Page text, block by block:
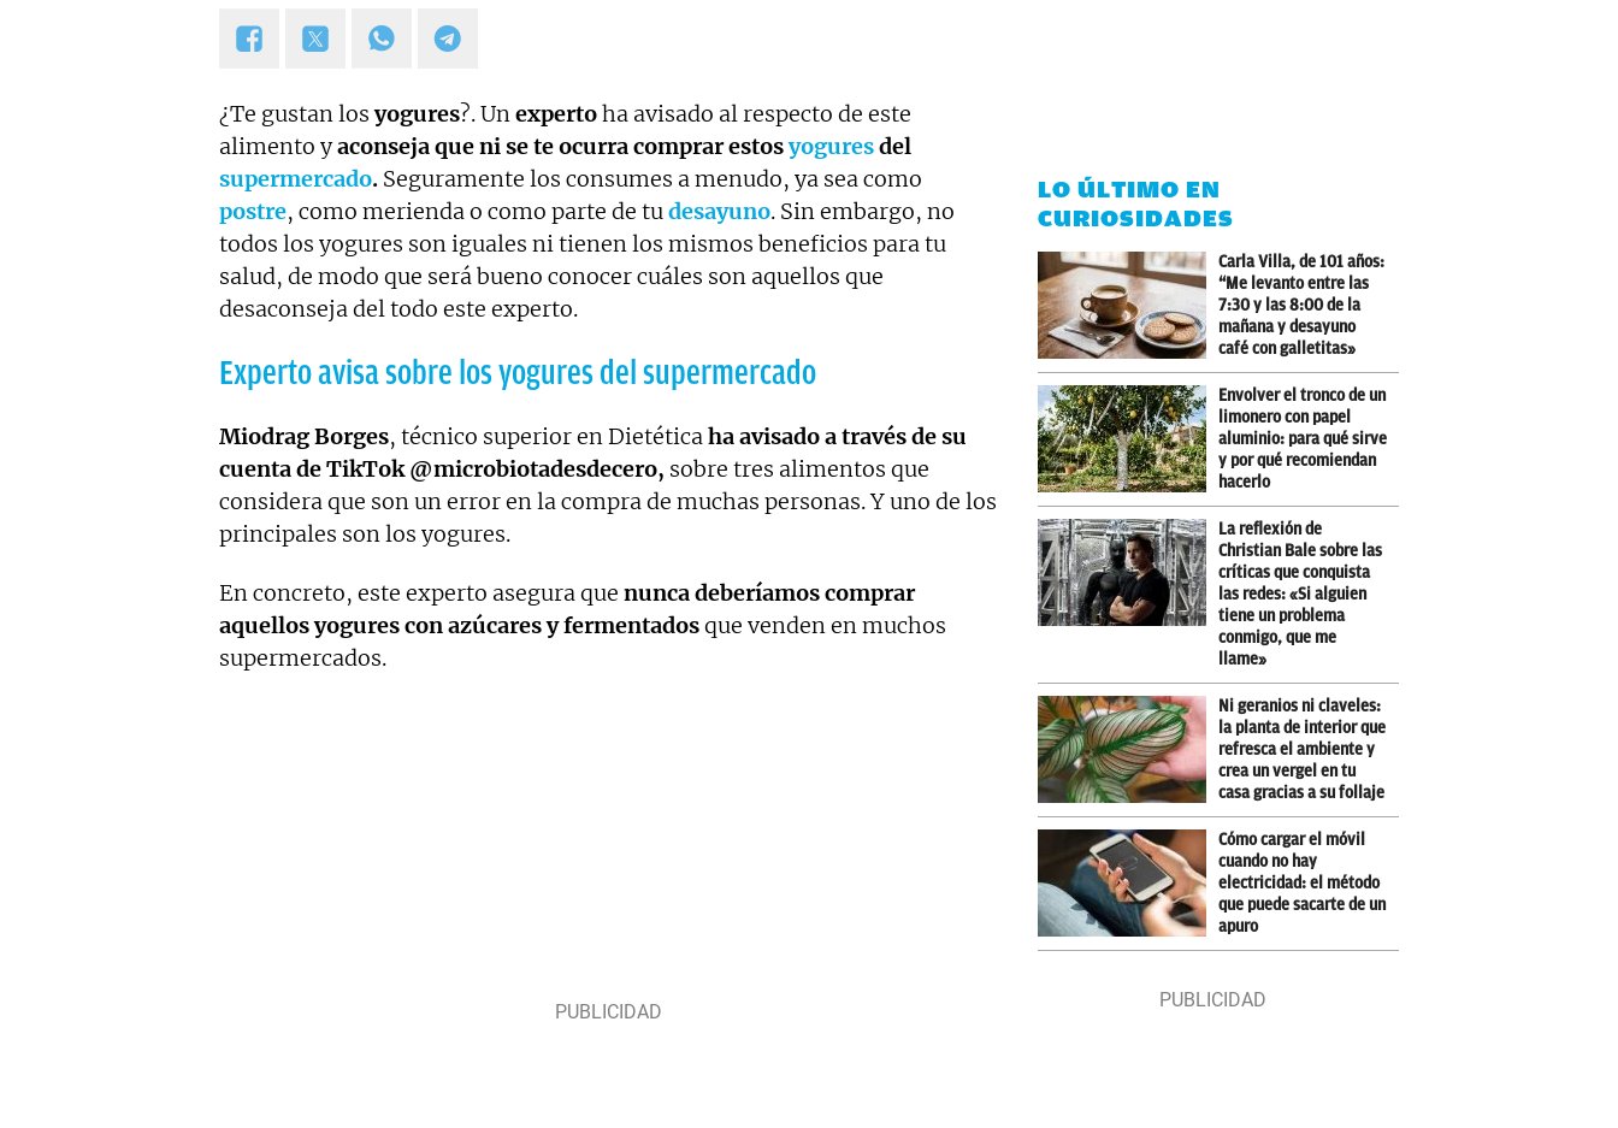
¿Te gustan losyogures?. Unexpertoha avisado al respecto de este
alimento yaconseja que ni se te ocurra comprar estosyoguresdel
supermercado. Seguramente los consumes a menudo, ya sea como
postre, como merienda o como parte de tudesayuno. Sin embargo, no
todos los yogures son iguales ni tienen los mismos beneficios para tu
salud, de modo que será bueno conocer cuáles son aquellos que
desaconseja del todo este experto.
Experto avisa sobre los yogures del supermercado
Miodrag Borges, técnico superior en Dietéticaha avisado a través de su
cuenta de TikTok @microbiotadesdecero, sobre tres alimentos que
considera que son un error en la compra de muchas personas. Y uno de los
principales son los yogures.
En concreto, este experto asegura que nunca deberíamos comprar
aquellos yogures con azúcares y fermentadosque venden en muchos
supermercados.
LO ÚLTIMO EN
CURIOSIDADES
Carla Villa, de 101 años:
“Me levanto entre las
7:30 y las 8:00 de la
mañana y desayuno
café con galletitas»
Envolver el tronco de un
limonero con papel
aluminio: para qué sirve
y por qué recomiendan
hacerlo
La reflexión de
Christian Bale sobre las
críticas que conquista
las redes: «Si alguien
tiene un problema
conmigo, que me
llame»
Ni geranios ni claveles:
la planta de interior que
refresca el ambiente y
crea un vergel en tu
casa gracias a su follaje
Cómo cargar el móvil
cuando no hay
electricidad: el método
que puede sacarte de un
apuro